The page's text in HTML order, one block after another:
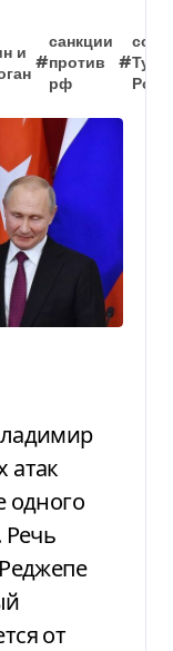
и
#
санкции
против
рф
#
атак
одного
Речь
от